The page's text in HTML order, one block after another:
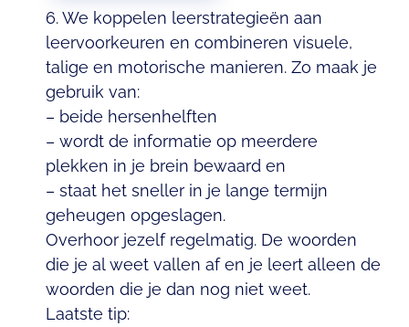
6. We koppelen leerstrategieën aan
leervoorkeuren en combineren visuele,
talige en motorische manieren. Zo maak je
gebruik van:
– beide hersenhelften
– wordt de informatie op meerdere
plekken in je brein bewaard en
– staat het sneller in je lange termijn
geheugen opgeslagen.
Overhoor jezelf regelmatig. De woorden
die je al weet vallen af en je leert alleen de
woorden die je dan nog niet weet.
Laatste tip: